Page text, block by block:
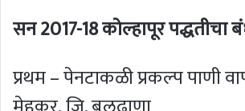
सन 2017-18 कोल्हापूर पद्धतीचा
प्रथम – पेनटाकळी प्रकल्प पाणी